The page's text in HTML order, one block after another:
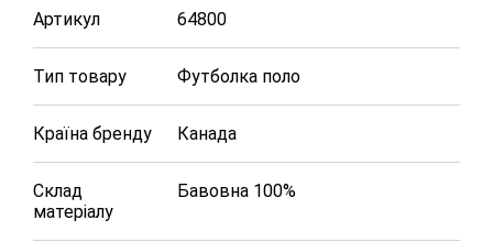
Артикул 64800
Тип товару Футболка поло
Країна бренду Канада
Склад
матеріалу
Бавовна 100%